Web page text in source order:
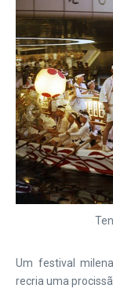
Um festival
recria uma